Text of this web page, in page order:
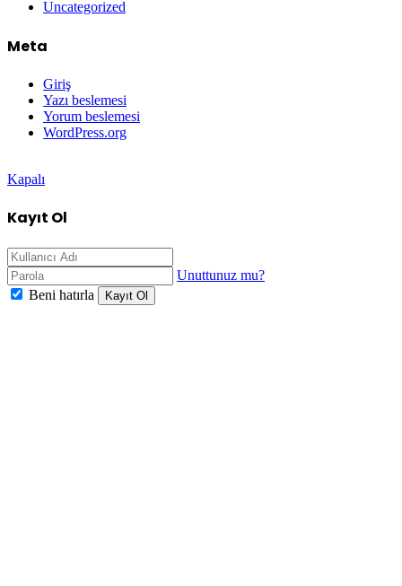
Uncategorized
Meta
Giriş
Yazı beslemesi
Yorum beslemesi
WordPress.org
Kapalı
Kayıt Ol
Unuttunuz mu?
Beni hatırla
Kayıt Ol